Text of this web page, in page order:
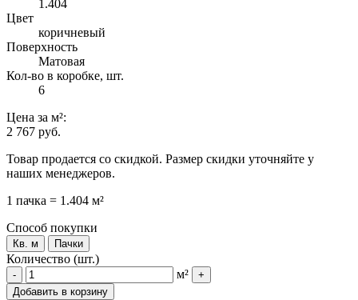
1.404
Цвет
коричневый
Поверхность
Матовая
Кол-во в коробке, шт.
6
Цена за м²:
2 767 руб.
Товар продается со скидкой. Размер скидки уточняйте у
наших менеджеров.
1 пачка = 1.404 м²
Способ покупки
Кв. м Пачки
Количество (шт.)
- м²
+
Добавить в корзину